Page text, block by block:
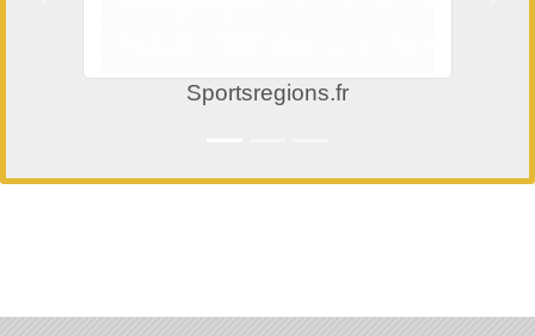
Sportsregions.fr